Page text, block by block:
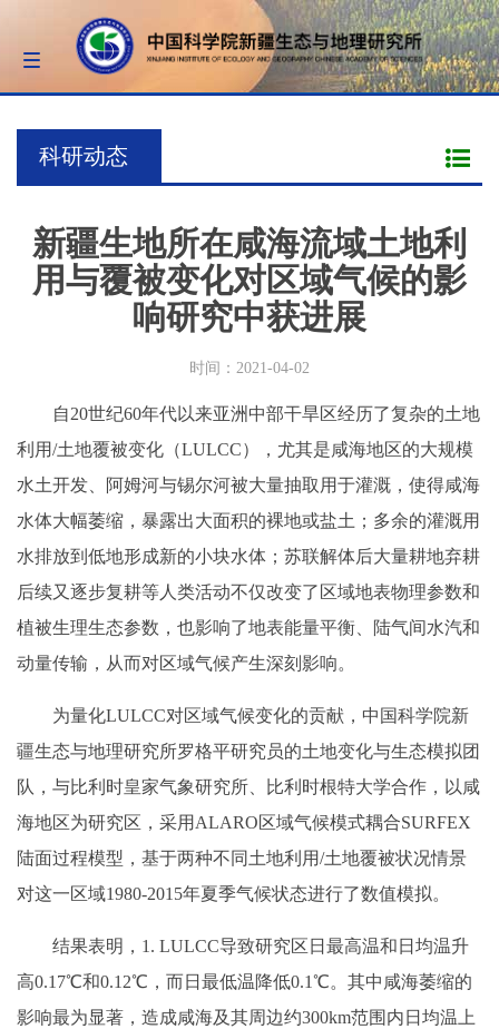
Toggle
navigation
科研动态
新疆生地所在咸海流域土地利
用与覆被变化对区域气候的影
响研究中获进展
时间：2021-04-02
自20世纪60年代以来亚洲中部干旱区经历了复杂的土地
利用/土地覆被变化（LULCC），尤其是咸海地区的大规模
水土开发、阿姆河与锡尔河被大量抽取用于灌溉，使得咸海
水体大幅萎缩，暴露出大面积的裸地或盐土；多余的灌溉用
水排放到低地形成新的小块水体；苏联解体后大量耕地弃耕
后续又逐步复耕等人类活动不仅改变了区域地表物理参数和
植被生理生态参数，也影响了地表能量平衡、陆气间水汽和
动量传输，从而对区域气候产生深刻影响。
为量化LULCC对区域气候变化的贡献，中国科学院新
疆生态与地理研究所罗格平研究员的土地变化与生态模拟团
队，与比利时皇家气象研究所、比利时根特大学合作，以咸
海地区为研究区，采用ALARO区域气候模式耦合SURFEX
陆面过程模型，基于两种不同土地利用/土地覆被状况情景
对这一区域1980-2015年夏季气候状态进行了数值模拟。
结果表明，1. LULCC导致研究区日最高温和日均温升
高0.17℃和0.12℃，而日最低温降低0.1℃。其中咸海萎缩的
影响最为显著，造成咸海及其周边约300km范围内日均温上